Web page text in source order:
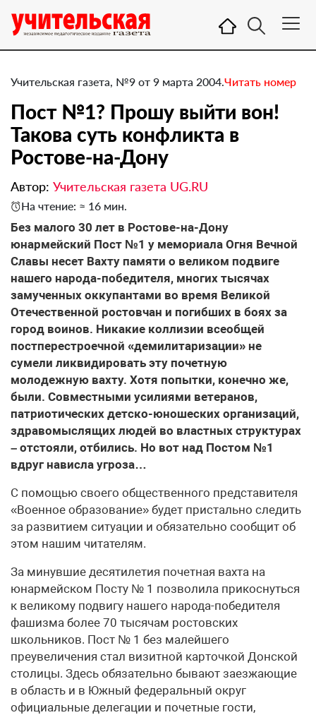
Учительская газета, №9 от 9 марта 2004.Читать номер
Пост №1? Прошу выйти вон!
Такова суть конфликта в
Ростове-на-Дону
Автор: Учительская газета UG.RU
На чтение: ≈ 16 мин.
Без малого 30 лет в Ростове-на-Дону
юнармейский Пост №1 у мемориала Огня Вечной
Славы несет Вахту памяти о великом подвиге
нашего народа-победителя, многих тысячах
замученных оккупантами во время Великой
Отечественной ростовчан и погибших в боях за
город воинов. Никакие коллизии всеобщей
постперестроечной «демилитаризации» не
сумели ликвидировать эту почетную
молодежную вахту. Хотя попытки, конечно же,
были. Совместными усилиями ветеранов,
патриотических детско-юношеских организаций,
здравомыслящих людей во властных структурах
– отстояли, отбились. Но вот над Постом №1
вдруг нависла угроза…
С помощью своего общественного представителя
«Военное образование» будет пристально следить
за развитием ситуации и обязательно сообщит об
этом нашим читателям.
За минувшие десятилетия почетная вахта на
юнармейском Посту № 1 позволила прикоснуться
к великому подвигу нашего народа-победителя
фашизма более 70 тысячам ростовских
школьников. Пост № 1 без малейшего
преувеличения стал визитной карточкой Донской
столицы. Здесь обязательно бывают заезжающие
в область и в Южный федеральный округ
официальные делегации и почетные гости,